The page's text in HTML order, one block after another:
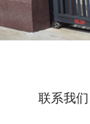
联系我们